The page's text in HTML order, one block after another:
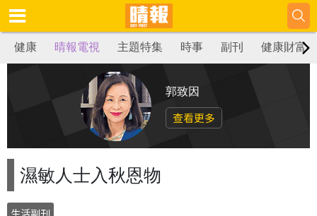
健康 晴報電視 主題特集 時事 副刊 健康財富
郭致因
查看更多
濕敏人士入秋恩物
生活副刊